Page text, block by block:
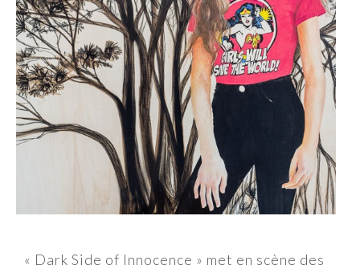
« Dark Side of Innocence » met en scène des